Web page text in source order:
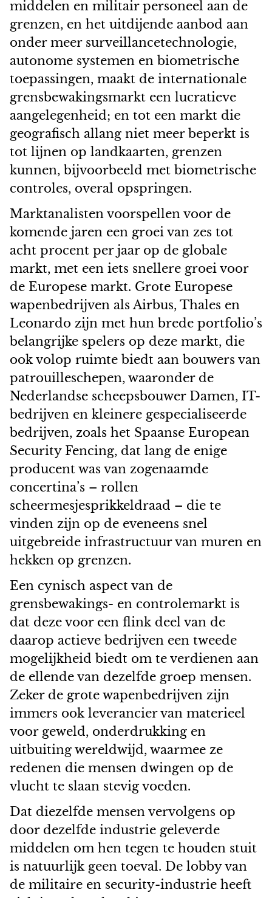
middelen en militair personeel aan de
grenzen, en het uitdijende aanbod aan
onder meer surveillancetechnologie,
autonome systemen en biometrische
toepassingen, maakt de internationale
grensbewakingsmarkt een lucratieve
aangelegenheid; en tot een markt die
geografisch allang niet meer beperkt is
tot lijnen op landkaarten, grenzen
kunnen, bijvoorbeeld met biometrische
controles, overal opspringen.
Marktanalisten voorspellen voor de
komende jaren een groei van zes tot
acht procent per jaar op de globale
markt, met een iets snellere groei voor
de Europese markt. Grote Europese
wapenbedrijven als Airbus, Thales en
Leonardo zijn met hun brede portfolio’s
belangrijke spelers op deze markt, die
ook volop ruimte biedt aan bouwers van
patrouilleschepen, waaronder de
Nederlandse scheepsbouwer Damen, IT-
bedrijven en kleinere gespecialiseerde
bedrijven, zoals het Spaanse European
Security Fencing, dat lang de enige
producent was van zogenaamde
concertina’s – rollen
scheermesjesprikkeldraad – die te
vinden zijn op de eveneens snel
uitgebreide infrastructuur van muren en
hekken op grenzen.
Een cynisch aspect van de
grensbewakings- en controlemarkt is
dat deze voor een flink deel van de
daarop actieve bedrijven een tweede
mogelijkheid biedt om te verdienen aan
de ellende van dezelfde groep mensen.
Zeker de grote wapenbedrijven zijn
immers ook leverancier van materieel
voor geweld, onderdrukking en
uitbuiting wereldwijd, waarmee ze
redenen die mensen dwingen op de
vlucht te slaan stevig voeden.
Dat diezelfde mensen vervolgens op
door dezelfde industrie geleverde
middelen om hen tegen te houden stuit
is natuurlijk geen toeval. De lobby van
de militaire en security-industrie heeft